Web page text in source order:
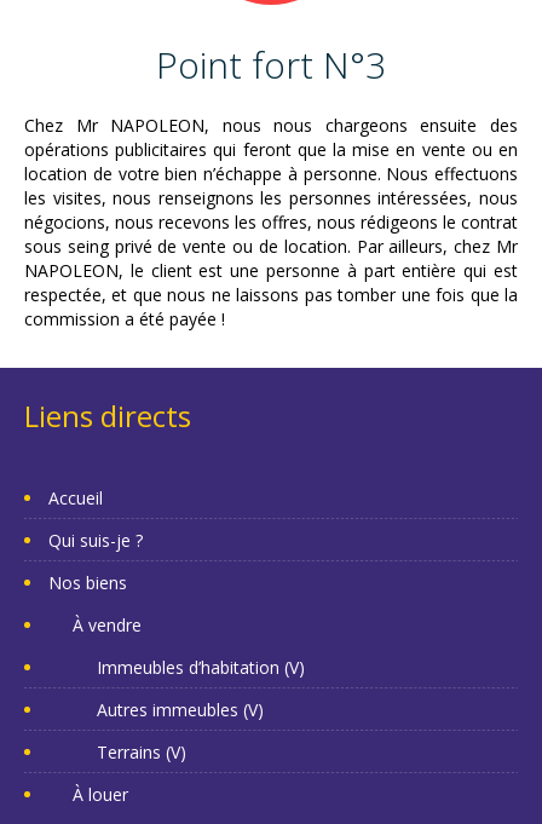
Point fort N°3
Chez Mr NAPOLEON, nous nous chargeons ensuite des
opérations publicitaires qui feront que la mise en vente ou en
location de votre bien n’échappe à personne. Nous effectuons
les visites, nous renseignons les personnes intéressées, nous
négocions, nous recevons les offres, nous rédigeons le contrat
sous seing privé de vente ou de location. Par ailleurs, chez Mr
NAPOLEON, le client est une personne à part entière qui est
respectée, et que nous ne laissons pas tomber une fois que la
commission a été payée !
Liens directs
Accueil
Qui suis-je ?
Nos biens
À vendre
Immeubles d’habitation (V)
Autres immeubles (V)
Terrains (V)
À louer